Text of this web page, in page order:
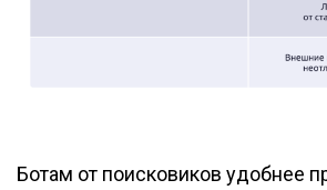
Ботам от поисковиков удобнее